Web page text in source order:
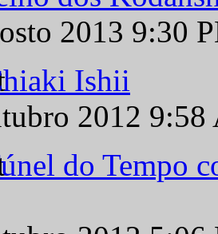
2013 9:30
Ishii
2012
do Tempo